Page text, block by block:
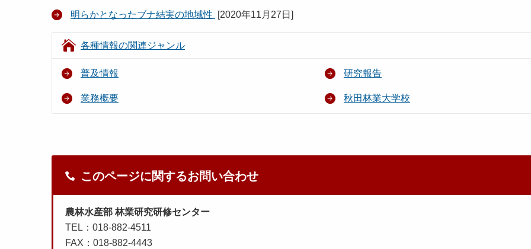
明らかとなったブナ結実の地域性 [2020年11月27日 ]
各種情報の関連ジャンル
普及情報 研究報告
業務概要 秋田林業大学校
このページに関するお問い合わせ
農林水産部 林業研究研修センター
TEL：018-882-4511
FAX：018-882-4443